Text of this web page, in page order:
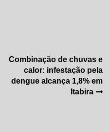
Combinação de chuvas e
calor: infestação pela
dengue alcança 1,8% em
Itabira